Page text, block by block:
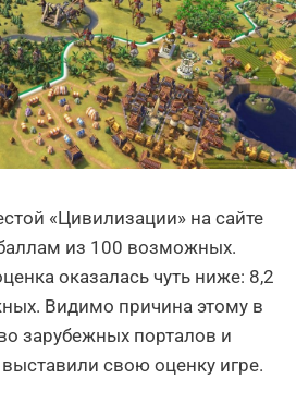
«Цивилизации» на сайте
из 100 возможных.
оказалась чуть ниже: 8,2
Видимо причина этому в
зарубежных порталов и
свою оценку игре.